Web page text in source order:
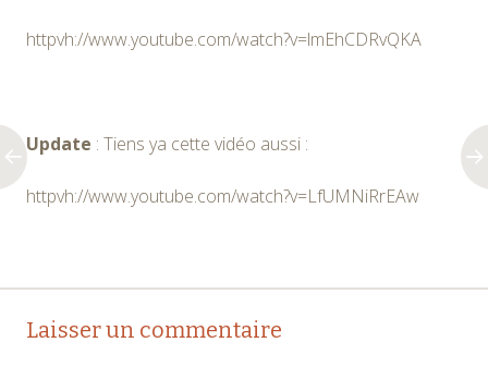
httpvh://www.youtube.com/watch?v=lmEhCDRvQKA
Update : Tiens ya cette vidéo aussi :
httpvh://www.youtube.com/watch?v=LfUMNiRrEAw
Navigation
Laisser un commentaire